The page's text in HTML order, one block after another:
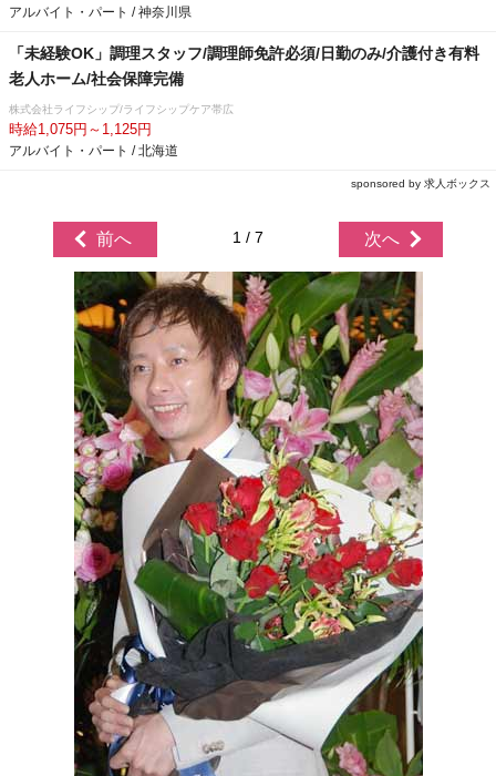
アルバイト・パート / 神奈川県
「未経験OK」調理スタッフ/調理師免許必須/日勤のみ/介護付き有料
老人ホーム/社会保障完備
株式会社ライフシップ/ライフシップケア帯広
時給1,075円～1,125円
アルバイト・パート / 北海道
sponsored by 求人ボックス
前へ 1 / 7 次へ